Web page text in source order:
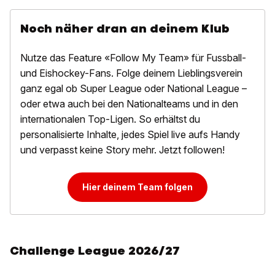
Noch näher dran an deinem Klub
Nutze das Feature «Follow My Team» für Fussball-
und Eishockey-Fans. Folge deinem Lieblingsverein
ganz egal ob Super League oder National League –
oder etwa auch bei den Nationalteams und in den
internationalen Top-Ligen. So erhältst du
personalisierte Inhalte, jedes Spiel live aufs Handy
und verpasst keine Story mehr. Jetzt followen!
Hier deinem Team folgen
Challenge League 2026/27